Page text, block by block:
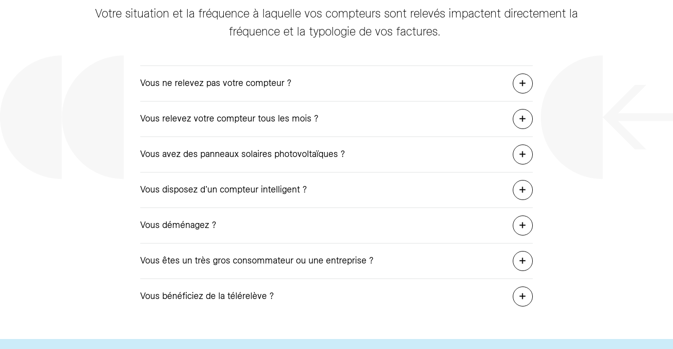
Votre situation et la fréquence à laquelle vos compteurs sont relevés impactent directement la
fréquence et la typologie de vos factures.
Vous ne relevez pas votre compteur ?
Vous relevez votre compteur tous les mois ?
Vous avez des panneaux solaires photovoltaïques ?
Vous disposez d’un compteur intelligent ?
Vous déménagez ?
Vous êtes un très gros consommateur ou une entreprise ?
Vous bénéficiez de la télérelève ?